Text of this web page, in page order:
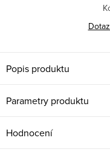
Popis produktu
Parametry produktu
Hodnocení